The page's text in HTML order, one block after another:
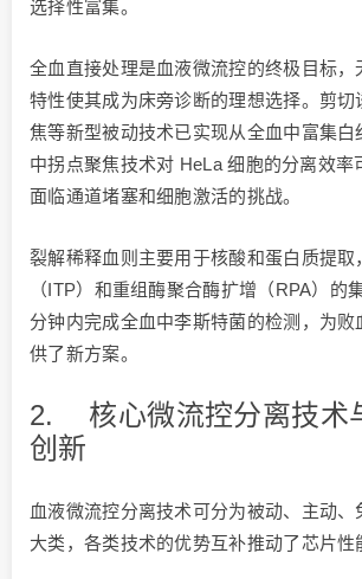
选择性富集。
全血直接处理是血液微流控的终极目标，
特性使其成为床旁诊断的理想选择。剪切
焦等新型被动技术已实现从全血中富集白
中拐点聚焦技术对 HeLa 细胞的分离效率
面临通道堵塞和细胞激活的挑战。
裂解稀释血则主要用于核酸和蛋白质提取
（ITP）和重组酶聚合酶扩增（RPA）的
分钟内完成全血中李斯特菌的检测，为败
供了新方案。
2. 核心微流控分离技术
创新
血液微流控分离技术可分为被动、主动、
大类，各类技术的优势互补推动了芯片性